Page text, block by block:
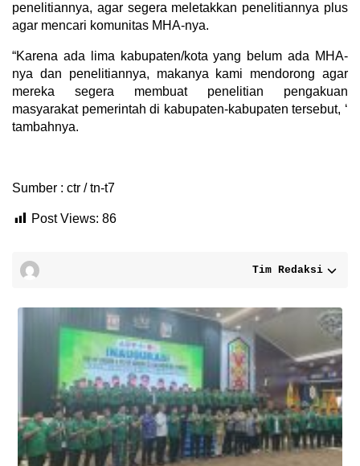
penelitiannya, agar segera meletakkan penelitiannya plus
agar mencari komunitas MHA-nya.
“Karena ada lima kabupaten/kota yang belum ada MHA-
nya dan penelitiannya, makanya kami mendorong agar
mereka segera membuat penelitian pengakuan
masyarakat pemerintah di kabupaten-kabupaten tersebut, ‘
tambahnya.
Sumber : ctr / tn-t7
Post Views: 86
Tim Redaksi